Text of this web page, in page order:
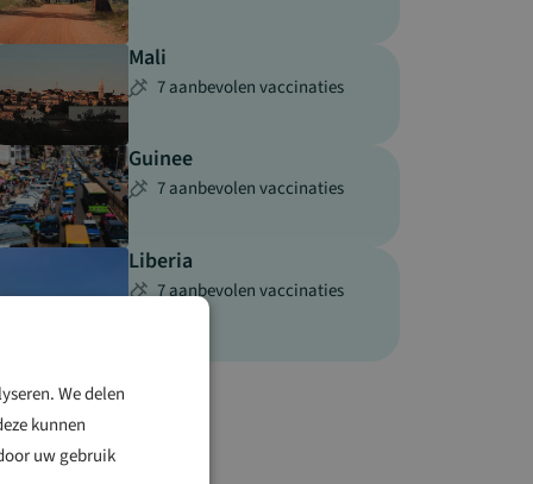
Mali
7 aanbevolen vaccinaties
Guinee
7 aanbevolen vaccinaties
Liberia
7 aanbevolen vaccinaties
We delen
kunnen
uw gebruik